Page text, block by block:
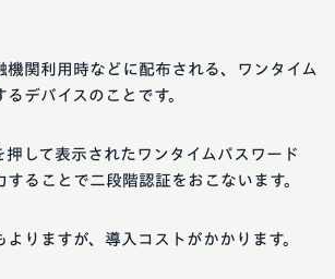
機関利用時などに配布される、ワンタイム
デバイスのことです。
押して表示されたワンタイムパスワード
ることで二段階認証をおこないます。
よりますが、導入コストがかかります。